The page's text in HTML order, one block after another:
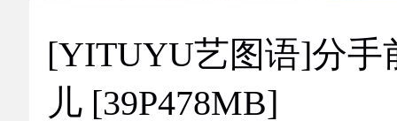
[YITUYU艺图语]分手
儿 [39P478MB]